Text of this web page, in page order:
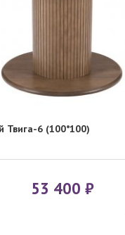
Твига-6 (100*100)
53 400